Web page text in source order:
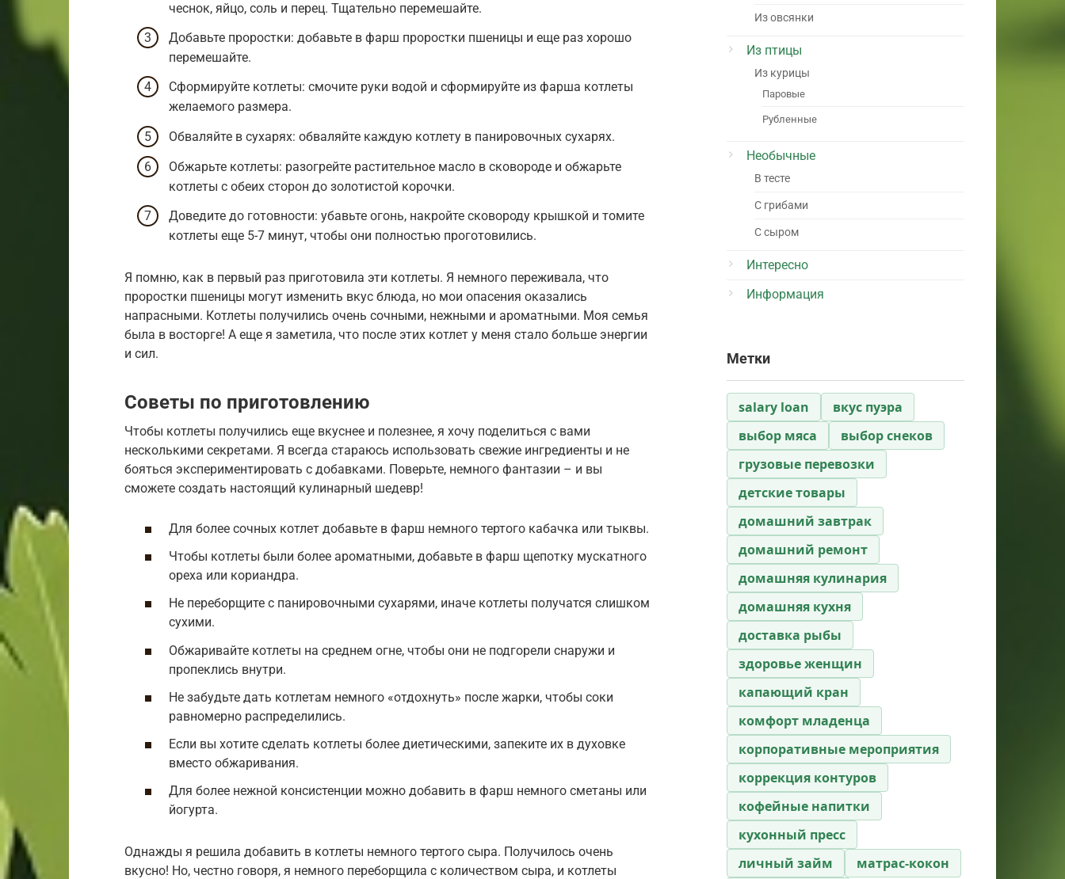
чеснок, яйцо, соль и перец. Тщательно перемешайте.
Добавьте проростки: добавьте в фарш проростки пшеницы и еще раз хорошо
перемешайте.
Сформируйте котлеты: смочите руки водой и сформируйте из фарша котлеты
желаемого размера.
Обваляйте в сухарях: обваляйте каждую котлету в панировочных сухарях.
Обжарьте котлеты: разогрейте растительное масло в сковороде и обжарьте
котлеты с обеих сторон до золотистой корочки.
Доведите до готовности: убавьте огонь, накройте сковороду крышкой и томите
котлеты еще 5-7 минут, чтобы они полностью проготовились.
Я помню, как в первый раз приготовила эти котлеты. Я немного переживала, что
проростки пшеницы могут изменить вкус блюда, но мои опасения оказались
напрасными. Котлеты получились очень сочными, нежными и ароматными. Моя семья
была в восторге! А еще я заметила, что после этих котлет у меня стало больше энергии
и сил.
Советы по приготовлению
Чтобы котлеты получились еще вкуснее и полезнее, я хочу поделиться с вами
несколькими секретами. Я всегда стараюсь использовать свежие ингредиенты и не
бояться экспериментировать с добавками. Поверьте, немного фантазии – и вы
сможете создать настоящий кулинарный шедевр!
Для более сочных котлет добавьте в фарш немного тертого кабачка или тыквы.
Чтобы котлеты были более ароматными, добавьте в фарш щепотку мускатного
ореха или кориандра.
Не переборщите с панировочными сухарями, иначе котлеты получатся слишком
сухими.
Обжаривайте котлеты на среднем огне, чтобы они не подгорели снаружи и
пропеклись внутри.
Не забудьте дать котлетам немного «отдохнуть» после жарки, чтобы соки
равномерно распределились.
Если вы хотите сделать котлеты более диетическими, запеките их в духовке
вместо обжаривания.
Для более нежной консистенции можно добавить в фарш немного сметаны или
йогурта.
Однажды я решила добавить в котлеты немного тертого сыра. Получилось очень
вкусно! Но, честно говоря, я немного переборщила с количеством сыра, и котлеты
Из овсянки
Из птицы
Из курицы
Паровые
Рубленные
Необычные
В тесте
С грибами
С сыром
Интересно
Информация
Метки
salary loan
вкус пуэра
выбор мяса
выбор снеков
грузовые перевозки
детские товары
домашний завтрак
домашний ремонт
домашняя кулинария
домашняя кухня
доставка рыбы
здоровье женщин
капающий кран
комфорт младенца
корпоративные мероприятия
коррекция контуров
кофейные напитки
кухонный пресс
личный займ
матрас-кокон